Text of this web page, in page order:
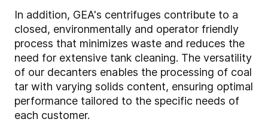
In addition, GEA's centrifuges contribute to a
closed, environmentally and operator friendly
process that minimizes waste and reduces the
need for extensive tank cleaning. The versatility
of our decanters enables the processing of coal
tar with varying solids content, ensuring optimal
performance tailored to the specific needs of
each customer.